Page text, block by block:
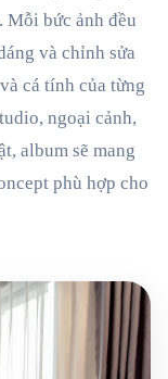
Mỗi bức ảnh đều
và chỉnh sửa
cá tính của từng
ngoại cảnh,
album sẽ mang
phù hợp cho